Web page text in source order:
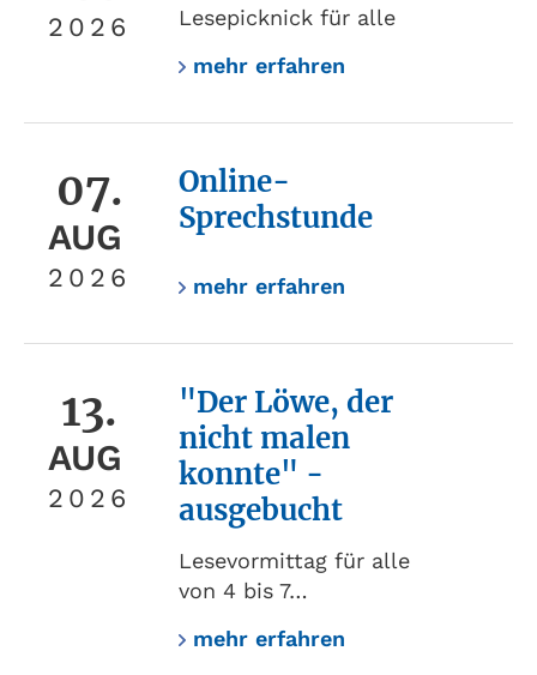
2026
Lesepicknick für alle
mehr erfahren
07.
AUG
2026
Online-
Sprechstunde
mehr erfahren
13.
AUG
2026
"Der Löwe, der
nicht malen
konnte" -
ausgebucht
Lesevormittag für alle
von 4 bis 7…
mehr erfahren